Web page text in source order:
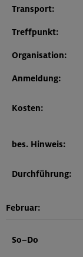
Transport:
Treffpunkt:
Organisation:
Anmeldung:
Kosten:
bes. Hinweis:
Durchführung:
Februar:
So–Do